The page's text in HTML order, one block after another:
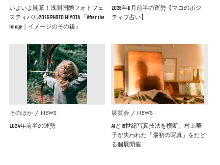
いよいよ開幕！浅間国際フォトフェ
スティバル2026 PHOTO MIYOTA 「After the
Image｜イメージのその後」
2026年8月前半の運勢【マコのポジ
ティブ占い】
そのほか NEWS
2024年前半の運勢
展覧会 NEWS
AIと19世紀写真技法を横断。村上華
子が失われた「最初の写真」をたど
る個展開催